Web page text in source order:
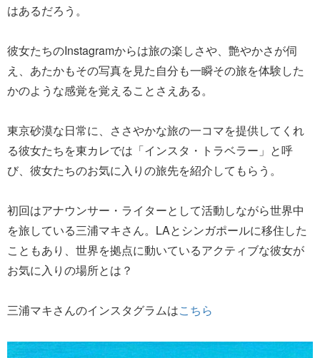
はあるだろう。
彼女たちのInstagramからは旅の楽しさや、艶やかさが伺
え、あたかもその写真を見た自分も一瞬その旅を体験した
かのような感覚を覚えることさえある。
東京砂漠な日常に、ささやかな旅の一コマを提供してくれ
る彼女たちを東カレでは「インスタ・トラベラー」と呼
び、彼女たちのお気に入りの旅先を紹介してもらう。
初回はアナウンサー・ライターとして活動しながら世界中
を旅している三浦マキさん。LAとシンガポールに移住した
こともあり、世界を拠点に動いているアクティブな彼女が
お気に入りの場所とは？
三浦マキさんのインスタグラムはこちら